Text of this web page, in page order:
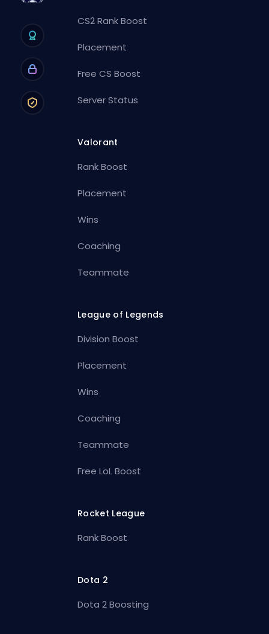
CS2 Rank Boost
Placement
Free CS Boost
Server Status
Valorant
Rank Boost
Placement
Wins
Coaching
Teammate
League of Legends
Division Boost
Placement
Wins
Coaching
Teammate
Free LoL Boost
Rocket League
Rank Boost
Dota 2
Dota 2 Boosting